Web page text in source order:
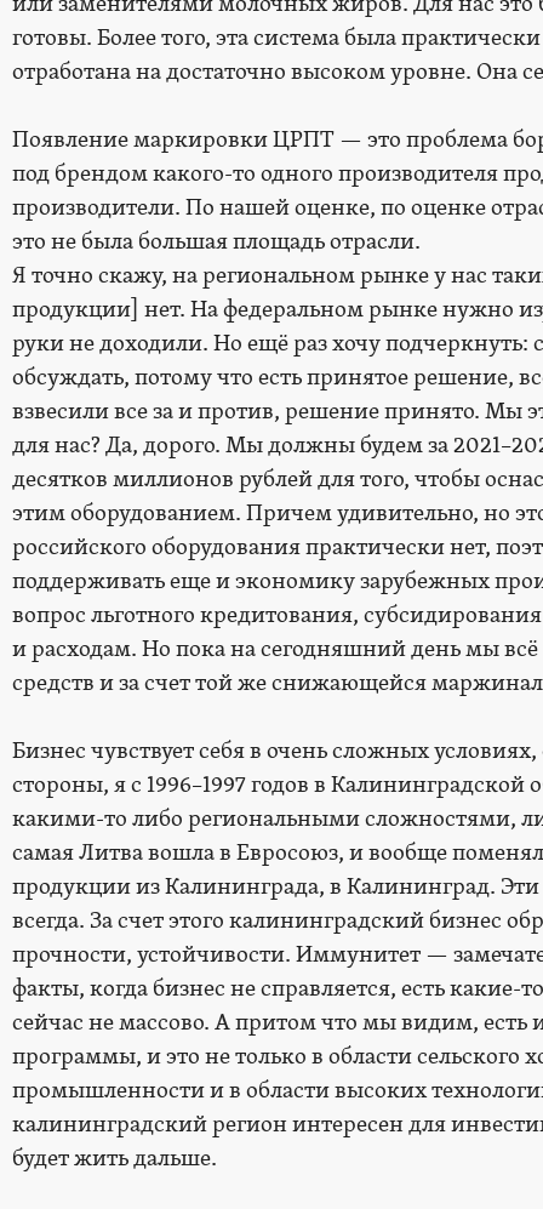
готовы. Более того, эта система была
отработана на достаточно высоком уровне. Она
Появление маркировки ЦРПТ — это проблема
под брендом какого-то одного производителя
производители. По нашей оценке, по оценке
это не была большая площадь отрасли.
Я точно скажу, на региональном рынке у нас
продукции] нет. На федеральном рынке нужно
руки не доходили. Но ещё раз хочу подчеркнуть:
обсуждать, потому что есть принятое решение,
взвесили все за и против, решение принято. Мы
для нас? Да, дорого. Мы должны будем за
десятков миллионов рублей для того, чтобы
этим оборудованием. Причем удивительно, но
российского оборудования практически нет,
поддерживать еще и экономику зарубежных
вопрос льготного кредитования,
и расходам. Но пока на сегодняшний день мы всё
средств и за счет той же снижающейся
Бизнес чувствует себя в очень сложных
стороны, я с 1996–1997 годов в
какими-то либо региональными сложностями,
самая Литва вошла в Евросоюз, и вообще
продукции из Калининграда, в Калининград.
всегда. За счет этого калининградский бизнес
прочности, устойчивости. Иммунитет —
факты, когда бизнес не справляется, есть какие-
сейчас не массово. А притом что мы видим,
программы, и это не только в области сельского
промышленности и в области высоких
калининградский регион интересен для
будет жить дальше.